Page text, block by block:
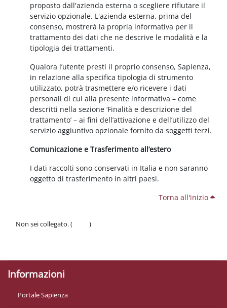
proposto dall'azienda esterna o scegliere rifiutare il
servizio opzionale. L'azienda esterna, prima del
consenso, mostrerà la propria informativa per il
trattamento dei dati che ne descrive le modalità e la
tipologia dei trattamenti.
Qualora l’utente presti il proprio consenso, Sapienza,
in relazione alla specifica tipologia di strumento
utilizzato, potrà trasmettere e/o ricevere i dati
personali di cui alla presente informativa – come
descritti nella sezione ‘Finalità e descrizione del
trattamento’ – ai fini dell’attivazione e dell’utilizzo del
servizio aggiuntivo opzionale fornito da soggetti terzi.
Comunicazione e Trasferimento all’estero
I dati raccolti sono conservati in Italia e non saranno
oggetto di trasferimento in altri paesi.
Torna all'inizio
Non sei collegato. (
)
Informazioni
Portale Sapienza